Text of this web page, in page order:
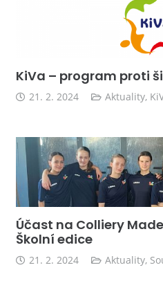
KiVa – program proti
21. 2. 2024 Aktuality,
Účast na Colliery
Školní edice
21. 2. 2024 Aktuality,